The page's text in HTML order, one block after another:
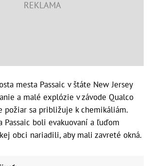
mesta Passaic v štáte New Jersey
a malé explózie v závode Qualco
požiar sa približuje k chemikáliám.
Passaic boli evakuovaní a ľuďom
obci nariadili, aby mali zavreté okná.